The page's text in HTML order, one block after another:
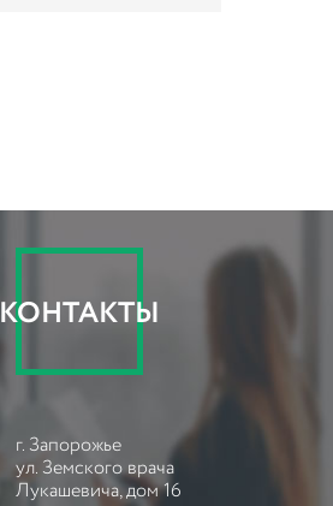
КОНТАКТЫ
г. Запорожье
ул. Земского врача
Лукашевича, дом 16